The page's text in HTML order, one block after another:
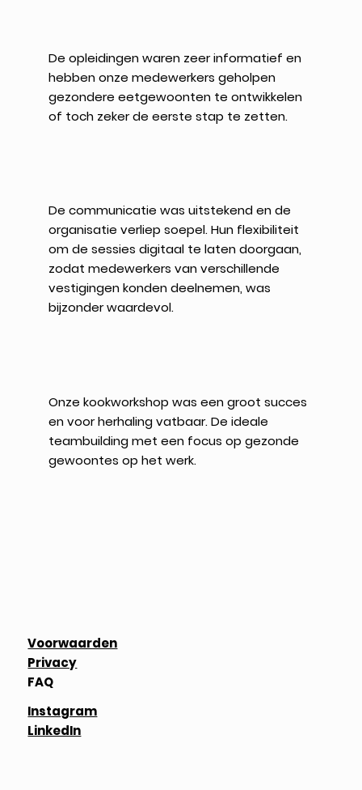
De opleidingen waren zeer informatief en
hebben onze medewerkers geholpen
gezondere eetgewoonten te ontwikkelen
of toch zeker de eerste stap te zetten.
De communicatie was uitstekend en de
organisatie verliep soepel. Hun flexibiliteit
om de sessies digitaal te laten doorgaan,
zodat medewerkers van verschillende
vestigingen konden deelnemen, was
bijzonder waardevol.
Onze kookworkshop was een groot succes
en voor herhaling vatbaar. De ideale
teambuilding met een focus op gezonde
gewoontes op het werk.
Voorwaarden
Privacy
FAQ
Instagram
LinkedIn